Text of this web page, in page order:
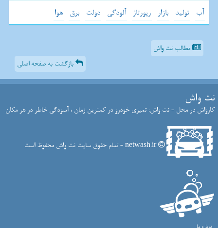
آب تولید بازار رپورتاژ آلودگی دولت برق هوا
مطالب نت واش
بازگشت به صفحه اصلی
نت واش
کارواش در محل - نت واش: تمیزی خودرو در کمترین زمان ، آسودگی خاطر در هر مکان
netwash.ir - تمام حقوق سایت نت واش محفوظ است